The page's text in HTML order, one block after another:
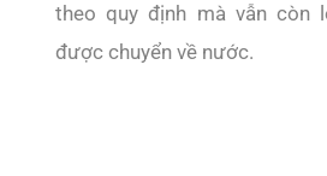
theo quy định mà vẫn còn
được chuyển về nước.